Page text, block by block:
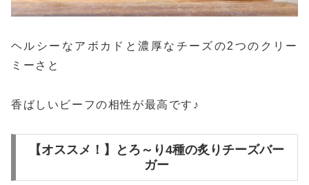
ヘルシーなアボカドと濃厚なチーズの2つのクリー
ミーさと
香ばしいビーフの相性が最高です♪
【オススメ！】とろ～り4種の炙りチーズバー
ガー